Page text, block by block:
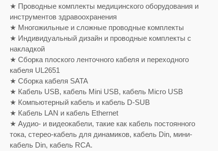
★ Проводные комплекты медицинского оборудования и
инструментов здравоохранения
★ Многожильные и сложные проводные комплекты
★ Индивидуальный дизайн и проводные комплекты с
накладкой
★ Сборка плоского ленточного кабеля и переходного
кабеля UL2651
★ Сборка кабеля SATA
★ Кабель USB, кабель Mini USB, кабель Micro USB
★ Компьютерный кабель и кабель D-SUB
★ Кабель LAN и кабель Ethernet
★ Аудио- и видеокабели, такие как кабель постоянного
тока, стерео-кабель для динамиков, кабель Din, мини-
кабель Din, кабель RCA.